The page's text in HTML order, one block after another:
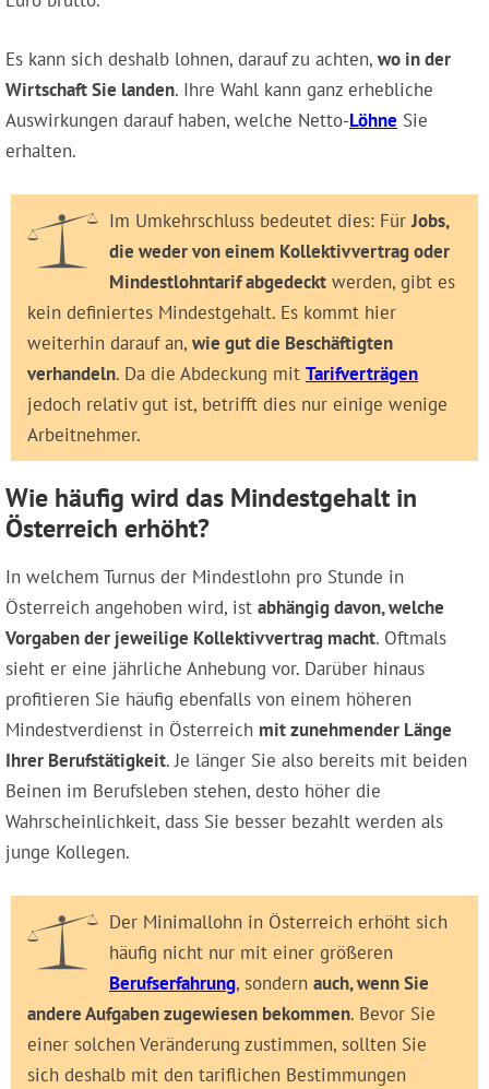
Es kann sich deshalb lohnen, darauf zu achten, wo in der
Wirtschaft Sie landen. Ihre Wahl kann ganz erhebliche
Auswirkungen darauf haben, welche Netto-Löhne Sie
erhalten.
Im Umkehrschluss bedeutet dies: FürJobs,
die weder von einem Kollektivvertrag oder
Mindestlohntarif abgedeckt werden, gibt es
kein definiertes Mindestgehalt. Es kommt hier
weiterhin darauf an, wie gut die Beschäftigten
verhandeln. Da die Abdeckung mit Tarifverträgen
jedoch relativ gut ist, betrifft dies nur einige wenige
Arbeitnehmer.
Wie häufig wird das Mindestgehalt in
Österreich erhöht?
In welchem Turnus der Mindestlohn pro Stunde in
Österreich angehoben wird, ist abhängig davon, welche
Vorgaben der jeweilige Kollektivvertrag macht. Oftmals
sieht er eine jährliche Anhebung vor. Darüber hinaus
profitieren Sie häufig ebenfalls von einem höheren
Mindestverdienst in Österreich mit zunehmender Länge
Ihrer Berufstätigkeit. Je länger Sie also bereits mit beiden
Beinen im Berufsleben stehen, desto höher die
Wahrscheinlichkeit, dass Sie besser bezahlt werden als
junge Kollegen.
Der Minimallohn in Österreich erhöht sich
häufig nicht nur mit einer größeren
Berufserfahrung, sondern auch, wenn Sie
andere Aufgaben zugewiesen bekommen. Bevor Sie
einer solchen Veränderung zustimmen, sollten Sie
sich deshalb mit den tariflichen Bestimmungen